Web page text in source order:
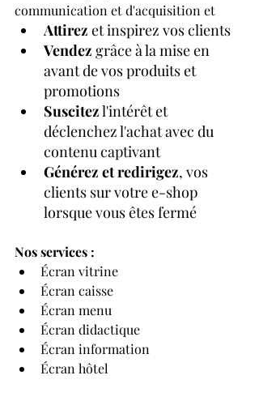
communication et d'acquisition et
Attirez et inspirez vos clients
Vendez grâce à la mise en
avant de vos produits et
promotions
Suscitez l'intérêt et
déclenchez l'achat avec du
contenu captivant
Générez et redirigez, vos
clients sur votre e-shop
lorsque vous êtes fermé
Nos services :
Écran vitrine
Écran caisse
Écran menu
Écran didactique
Écran information
Écran hôtel